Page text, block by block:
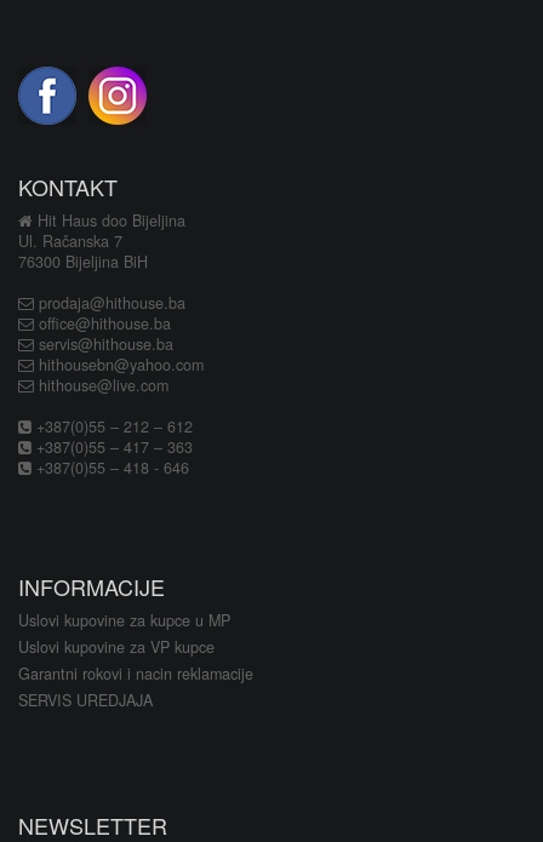
KONTAKT
Hit Haus doo Bijeljina
Ul. Račanska 7
76300 Bijeljina BiH
prodaja@hithouse.ba
office@hithouse.ba
servis@hithouse.ba
hithousebn@yahoo.com
hithouse@live.com
+387(0)55 – 212 – 612
+387(0)55 – 417 – 363
+387(0)55 – 418 - 646
INFORMACIJE
Uslovi kupovine za kupce u MP
Uslovi kupovine za VP kupce
Garantni rokovi i nacin reklamacije
SERVIS UREDJAJA
NEWSLETTER